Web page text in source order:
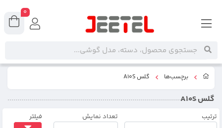
برچسب‌ها گلس A10S
گلس A10S
ترتیب تعداد نمایش فیلتر
0